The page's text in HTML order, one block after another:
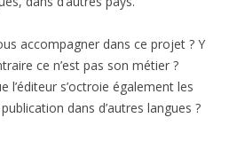
accompagner dans ce projet ? Y
ce n’est pas son métier ?
l’éditeur s’octroie également les
dans d’autres langues ?